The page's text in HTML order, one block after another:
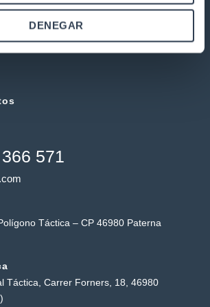
DENEGAR
571
Táctica – CP 46980 Paterna
Táctica, Carrer Forners, 18, 46980